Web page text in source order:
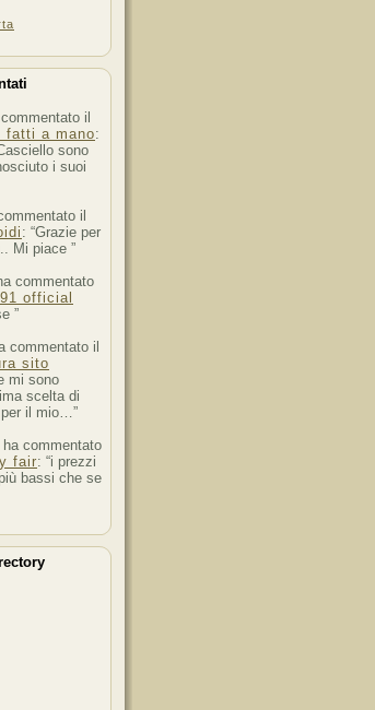
il
fatti a mano:
sono
i suoi
il
: “Grazie per
Mi piace ”
commentato
official
”
commentato il
sito
mi sono
scelta di
il mio…”
ha commentato
fair: “i prezzi
bassi che se